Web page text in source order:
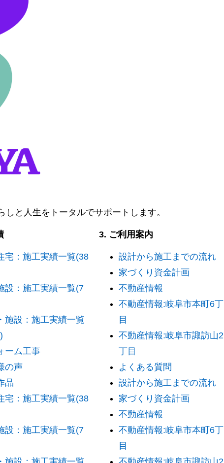
と人生をトータルでサポートします。
宅：施工実績一覧(38
設：施工実績一覧(7
施設：施工実績一覧
ーム工事
の声
品
宅：施工実績一覧(38
設：施工実績一覧(7
3. ご利用案内
設計から施工までの流れ
家づくり資金計画
不動産情報
不動産情報:岐阜市本町6丁
目
不動産情報:岐阜市諏訪山2
丁目
よくある質問
設計から施工までの流れ
家づくり資金計画
不動産情報
不動産情報:岐阜市本町6丁
目